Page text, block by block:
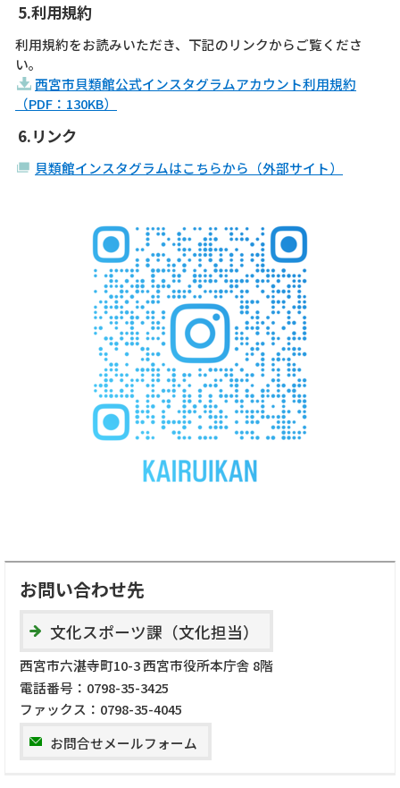
5.利用規約
利用規約をお読みいただき、下記のリンクからご覧くださ
い。
西宮市貝類館公式インスタグラムアカウント利用規約
（PDF：130KB）
6.リンク
貝類館インスタグラムはこちらから（外部サイト）
お問い合わせ先
文化スポーツ課（文化担当）
西宮市六湛寺町10-3 西宮市役所本庁舎 8階
電話番号： 0798-35-3425
ファックス： 0798-35-4045
お問合せメールフォーム